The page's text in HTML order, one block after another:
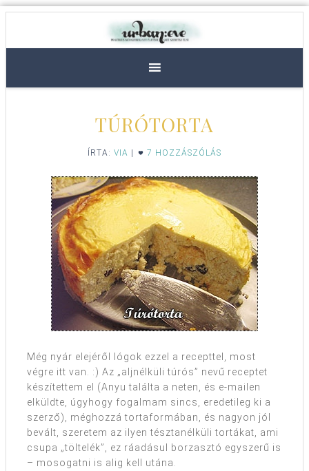
TÚRÓTORTA
ÍRTA: VIA 7 HOZZÁSZÓLÁS
Még nyár elejéről lógok ezzel a recepttel, most
végre itt van. :) Az „aljnélküli túrós” nevű receptet
készítettem el (Anyu találta a neten, és e-mailen
elküldte, úgyhogy fogalmam sincs, eredetileg ki a
szerző), méghozzá tortaformában, és nagyon jól
bevált, szeretem az ilyen tésztanélküli tortákat, ami
csupa „töltelék”, ez ráadásul borzasztó egyszerű is
– mosogatni is alig kell utána.